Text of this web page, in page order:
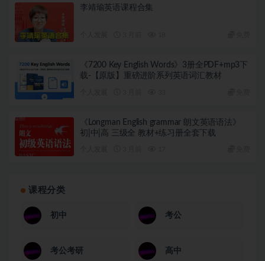
李靖瑜英语课程合集
《7200 Key English Words》3册全PDF+mp3下
载-【原版】重磅进阶系列英语词汇教材
《Longman English grammar 朗文英语语法》
初|中|高 三级全 教材+练习册全套下载
课程分类
初中 考公
考公考研 高中